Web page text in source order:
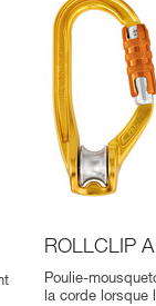
ROLLCLIP A
Poulie-
la corde lorsque